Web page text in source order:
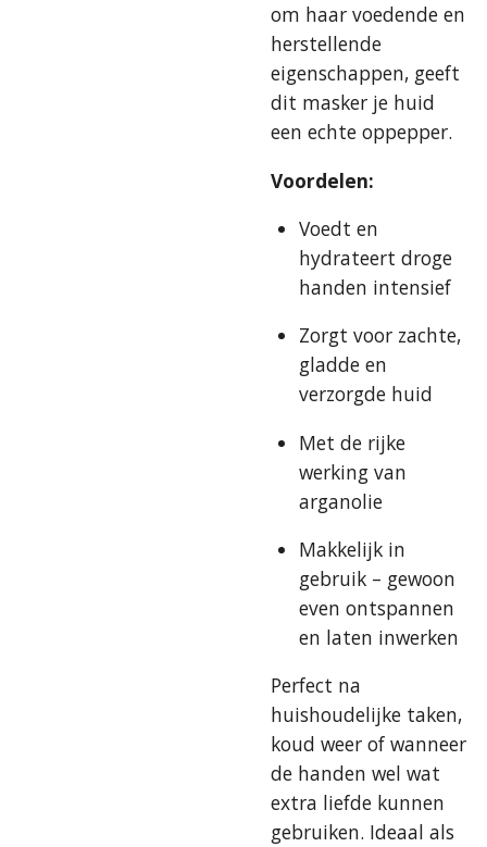
om haar voedende en
herstellende
eigenschappen, geeft
dit masker je huid
een echte oppepper.
Voordelen:
Voedt en
hydrateert droge
handen intensief
Zorgt voor zachte,
gladde en
verzorgde huid
Met de rijke
werking van
arganolie
Makkelijk in
gebruik – gewoon
even ontspannen
en laten inwerken
Perfect na
huishoudelijke taken,
koud weer of wanneer
de handen wel wat
extra liefde kunnen
gebruiken. Ideaal als